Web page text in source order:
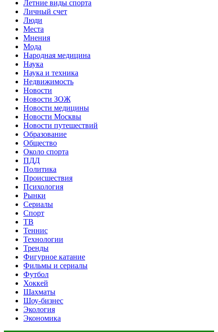
Летние виды спорта
Личный счет
Люди
Места
Мнения
Мода
Народная медицина
Наука
Наука и техника
Недвижимость
Новости
Новости ЗОЖ
Новости медицины
Новости Москвы
Новости путешествий
Образование
Общество
Около спорта
ПДД
Политика
Происшествия
Психология
Рынки
Сериалы
Спорт
ТВ
Теннис
Технологии
Тренды
Фигурное катание
Фильмы и сериалы
Футбол
Хоккей
Шахматы
Шоу-бизнес
Экология
Экономика